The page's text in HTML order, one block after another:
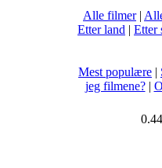
Alle filmer|
Etter land | Etter
Mest populære |
jeg filmene?|